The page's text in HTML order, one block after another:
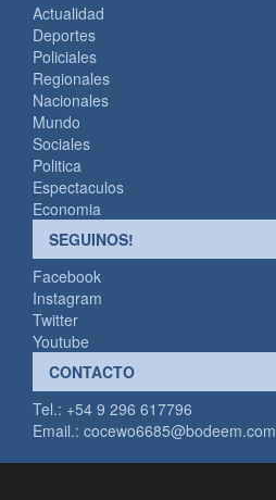
Actualidad
Deportes
Policiales
Regionales
Nacionales
Mundo
Sociales
Politica
Espectaculos
Economia
SEGUINOS!
Facebook
Instagram
Twitter
Youtube
CONTACTO
Tel.: +54 9 296 617796
Email.: cocewo6685@bodeem.com